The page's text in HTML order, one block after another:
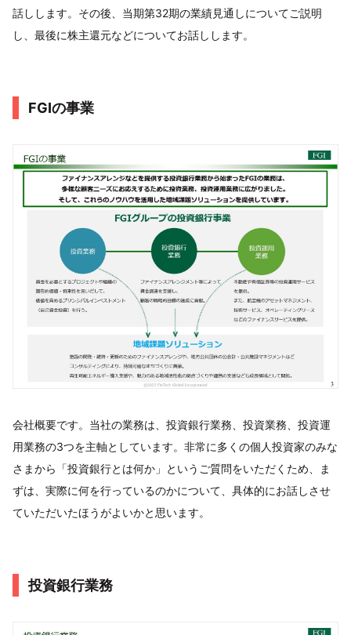
話しします。その後、当期第32期の業績見通しについてご説明
し、最後に株主還元などについてお話しします。
FGIの事業
会社概要です。当社の業務は、投資銀行業務、投資業務、投資運
用業務の3つを主軸としています。非常に多くの個人投資家のみな
さまから「投資銀行とは何か」というご質問をいただくため、ま
ずは、実際に何を行っているのかについて、具体的にお話しさせ
ていただいたほうがよいかと思います。
投資銀行業務